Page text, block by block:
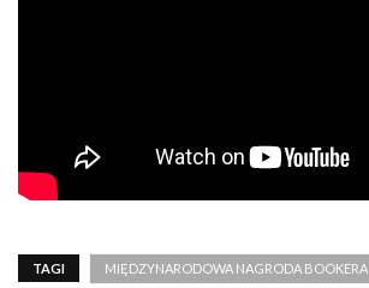
TAGI MIĘDZYNARODOWA NAGRODA BOOKERA